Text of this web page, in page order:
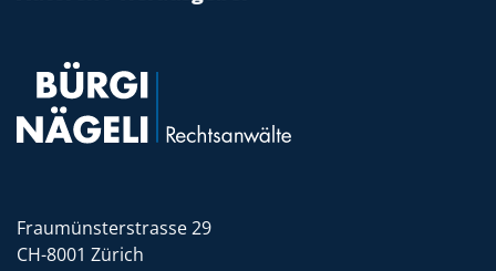
Fraumünsterstrasse 29
CH-8001 Zürich